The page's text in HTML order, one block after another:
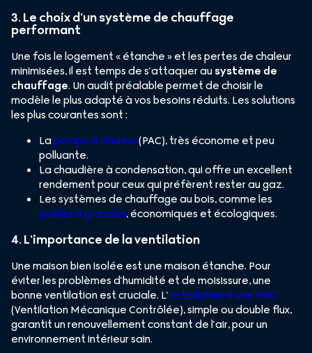
3. Le choix d’un système de chauffage
performant
Une fois le logement « étanche » et les pertes de chaleur
minimisées, il est temps de s’attaquer ausystème de
chauffage. Un audit préalable permet de choisir le
modèle le plus adapté à vos besoins réduits. Les solutions
les plus courantes sont :
Lapompe à chaleur(PAC), très économe et peu
polluante.
La chaudière à condensation, qui offre un excellent
rendement pour ceux qui préfèrent rester au gaz.
Les systèmes de chauffage au bois, comme les
poêles à granulés, économiques et écologiques.
4. L’importance de la ventilation
Une maison bien isolée est une maison étanche. Pour
éviter les problèmes d’humidité et de moisissure, une
bonne ventilation est cruciale. L’installation d’une VMC
(Ventilation Mécanique Contrôlée), simple ou double flux,
garantit un renouvellement constant de l’air, pour un
environnement intérieur sain.